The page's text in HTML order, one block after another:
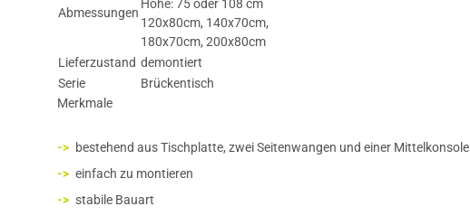
Abmessungen
Höhe: 75 oder 108 cm
120x80cm, 140x70cm,
180x70cm, 200x80cm
Lieferzustand demontiert
Serie
Brückentisch
Merkmale
bestehend aus Tischplatte, zwei Seitenwangen und einer Mittelkonsole
einfach zu montieren
stabile Bauart